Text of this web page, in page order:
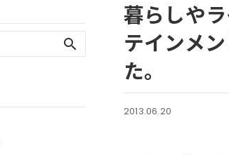
暮らしや
テインメ
た。
2013.06.20
search